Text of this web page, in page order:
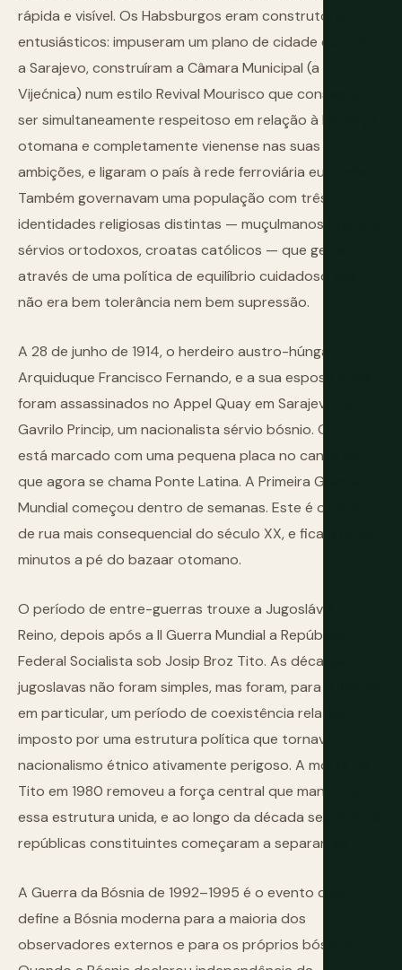
rápida e visível. Os Habsburgos eram construtores
entusiásticos: impuseram um plano de cidade europeu
a Sarajevo, construíram a Câmara Municipal (a
Vijećnica) num estilo Revival Mourisco que conseguiu
ser simultaneamente respeitoso em relação à herança
otomana e completamente vienense nas suas
ambições, e ligaram o país à rede ferroviária europeia.
Também governavam uma população com três
identidades religiosas distintas — muçulmanos bósnios,
sérvios ortodoxos, croatas católicos — que geriam
através de uma política de equilíbrio cuidadoso que
não era bem tolerância nem bem supressão.
A 28 de junho de 1914, o herdeiro austro-húngaro, o
Arquiduque Francisco Fernando, e a sua esposa Sofia
foram assassinados no Appel Quay em Sarajevo por
Gavrilo Princip, um nacionalista sérvio bósnio. O local
está marcado com uma pequena placa no canto do
que agora se chama Ponte Latina. A Primeira Guerra
Mundial começou dentro de semanas. Este é o canto
de rua mais consequencial do século XX, e fica a cinco
minutos a pé do bazaar otomano.
O período de entre-guerras trouxe a Jugoslávia — o
Reino, depois após a II Guerra Mundial a República
Federal Socialista sob Josip Broz Tito. As décadas
jugoslavas não foram simples, mas foram, para a Bósnia
em particular, um período de coexistência relativa
imposto por uma estrutura política que tornava o
nacionalismo étnico ativamente perigoso. A morte de
Tito em 1980 removeu a força central que mantinha
essa estrutura unida, e ao longo da década seguinte as
repúblicas constituintes começaram a separar-se.
A Guerra da Bósnia de 1992–1995 é o evento que
define a Bósnia moderna para a maioria dos
observadores externos e para os próprios bósnios.